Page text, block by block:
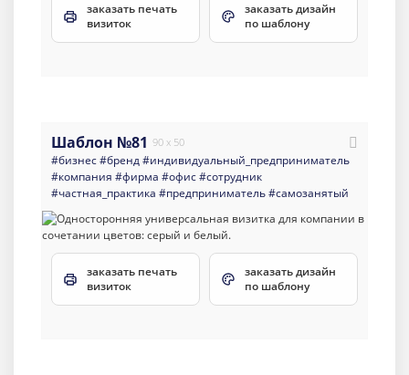
заказать печать
визиток
заказать дизайн
по шаблону
Шаблон №81 90 x 50
#бизнес#бренд#индивидуальный_предприниматель
#компания #фирма #офис#сотрудник
#частная_практика #предприниматель#самозанятый
заказать печать
визиток
заказать дизайн
по шаблону